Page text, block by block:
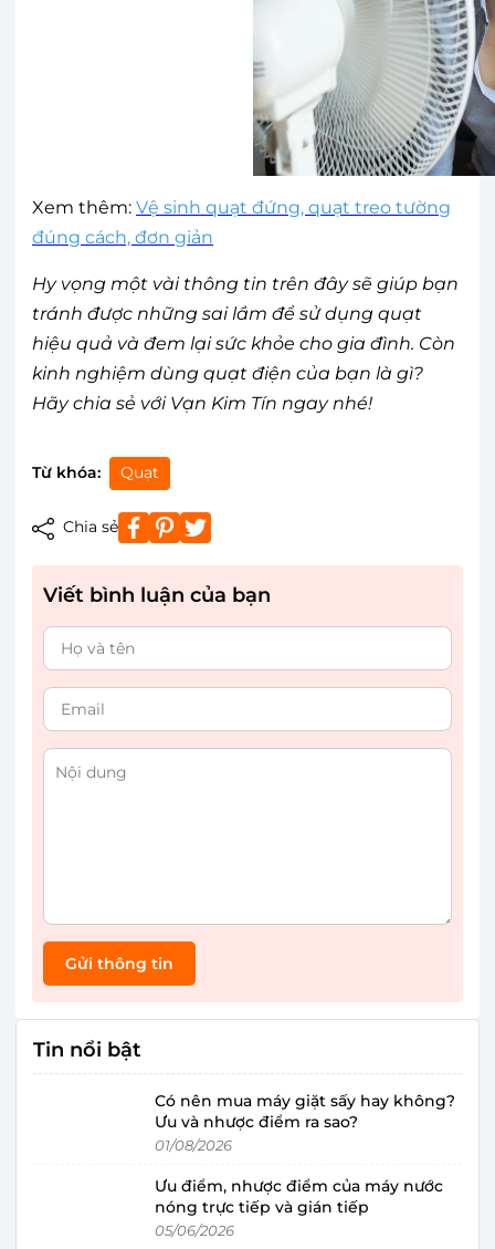
Xem thêm: Vệ sinh quạt đứng, quạt treo tường
đúng cách, đơn giản
Hy vọng một vài thông tin trên đây sẽ giúp bạn
tránh được những sai lầm để sử dụng quạt
hiệu quả và đem lại sức khỏe cho gia đình. Còn
kinh nghiệm dùng quạt điện của bạn là gì?
Hãy chia sẻ với Vạn Kim Tín ngay nhé!
Từ khóa: Quạt
Chia sẻ
Viết bình luận của bạn
Gửi thông tin
Tin nổi bật
Có nên mua máy giặt sấy hay không?
Ưu và nhược điểm ra sao?
01/08/2026
Ưu điểm, nhược điểm của máy nước
nóng trực tiếp và gián tiếp
05/06/2026